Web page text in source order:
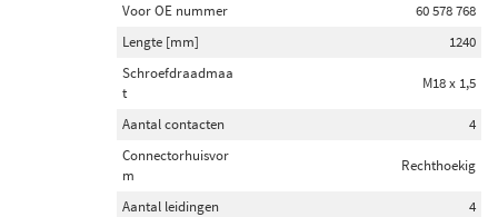
Voor OE nummer
60 578 768
Lengte [mm]
1240
Schroefdraadmaa
t
M18 x 1,5
Aantal contacten
4
Connectorhuisvor
m
Rechthoekig
Aantal leidingen
4